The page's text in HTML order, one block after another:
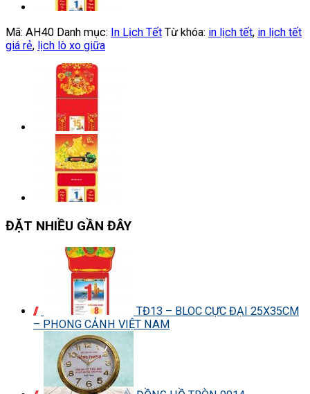
Mã: AH40 Danh mục: In Lịch Tết Từ khóa: in lịch tết, in lịch tết
giá rẻ, lịch lò xo giữa
ĐẶT NHIỀU GẦN ĐÂY
TĐ13 – BLOC CỰC ĐẠI 25X35CM
– PHONG CẢNH VIỆT NAM